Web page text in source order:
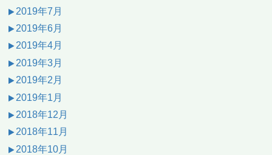
2019年7月
2019年6月
2019年4月
2019年3月
2019年2月
2019年1月
2018年12月
2018年11月
2018年10月